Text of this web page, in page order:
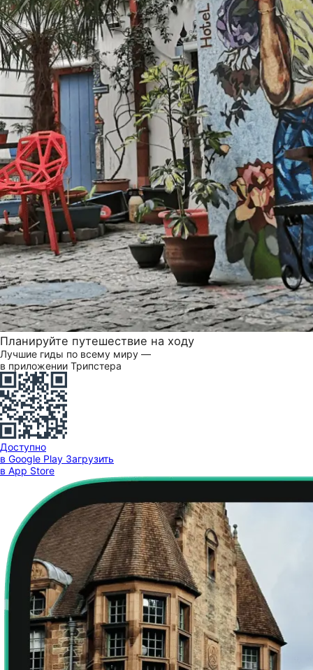
Планируйте путешествие на ходу
Лучшие гиды по всему миру —
в приложении Трипстера
Доступно
в Google Play Загрузить
в App Store